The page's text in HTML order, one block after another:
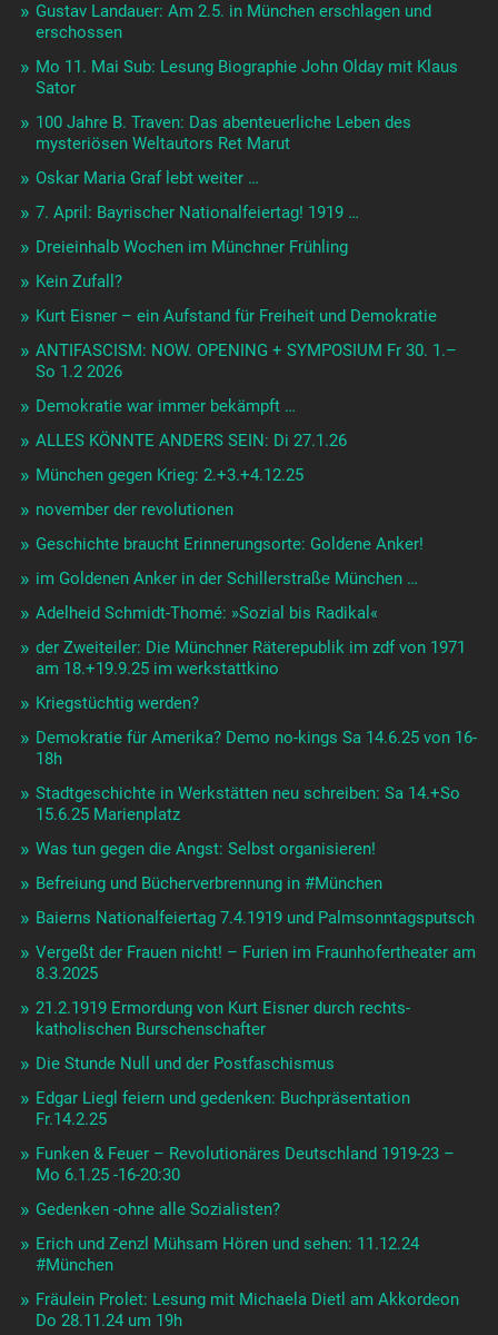
Gustav Landauer: Am 2.5. in München erschlagen und
erschossen
Mo 11. Mai Sub: Lesung Biographie John Olday mit Klaus
Sator
100 Jahre B. Traven: Das abenteuerliche Leben des
mysteriösen Weltautors Ret Marut
Oskar Maria Graf lebt weiter …
7. April: Bayrischer Nationalfeiertag! 1919 …
Dreieinhalb Wochen im Münchner Frühling
Kein Zufall?
Kurt Eisner – ein Aufstand für Freiheit und Demokratie
ANTIFASCISM: NOW. OPENING + SYMPOSIUM Fr 30. 1.–
So 1.2 2026
Demokratie war immer bekämpft …
ALLES KÖNNTE ANDERS SEIN: Di 27.1.26
München gegen Krieg: 2.+3.+4.12.25
november der revolutionen
Geschichte braucht Erinnerungsorte: Goldene Anker!
im Goldenen Anker in der Schillerstraße München …
Adelheid Schmidt-Thomé: »Sozial bis Radikal«
der Zweiteiler: Die Münchner Räterepublik im zdf von 1971
am 18.+19.9.25 im werkstattkino
Kriegstüchtig werden?
Demokratie für Amerika? Demo no-kings Sa 14.6.25 von 16-
18h
Stadtgeschichte in Werkstätten neu schreiben: Sa 14.+So
15.6.25 Marienplatz
Was tun gegen die Angst: Selbst organisieren!
Befreiung und Bücherverbrennung in #München
Baierns Nationalfeiertag 7.4.1919 und Palmsonntagsputsch
Vergeßt der Frauen nicht! – Furien im Fraunhofertheater am
8.3.2025
21.2.1919 Ermordung von Kurt Eisner durch rechts-
katholischen Burschenschafter
Die Stunde Null und der Postfaschismus
Edgar Liegl feiern und gedenken: Buchpräsentation
Fr.14.2.25
Funken & Feuer – Revolutionäres Deutschland 1919-23 –
Mo 6.1.25 -16-20:30
Gedenken -ohne alle Sozialisten?
Erich und Zenzl Mühsam Hören und sehen: 11.12.24
#München
Fräulein Prolet: Lesung mit Michaela Dietl am Akkordeon
Do 28.11.24 um 19h